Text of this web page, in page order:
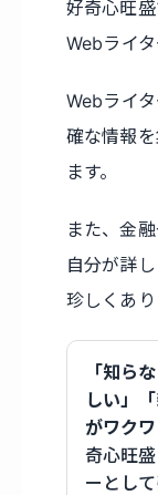
好奇心旺
Webライタ
Webライ
確な情報
ます。
また、金
自分が詳
珍しくあり
「知ら
しい」
がワクワ
奇心旺
ーとし